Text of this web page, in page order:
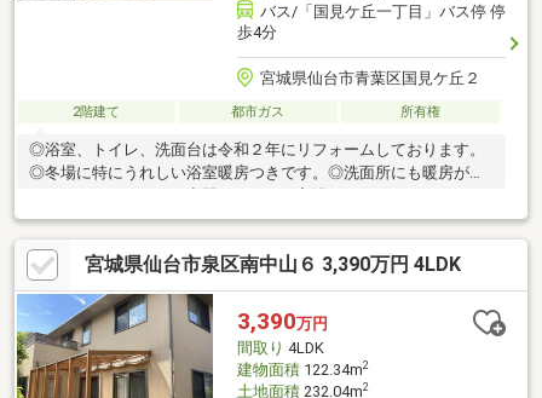
バス/「国見ケ丘一丁目」バス停 停
歩4分
宮城県仙台市青葉区国見ケ丘２
2階建て 都市ガス 所有権
◎浴室、トイレ、洗面台は令和２年にリフォームしております。
◎冬場に特にうれしい浴室暖房つきです。◎洗面所にも暖房がつ
いており、あたたかい空間でゆっくり入浴できます。
宮城県仙台市泉区南中山６ 3,390万円 4LDK
3,390万円
間取り 4LDK
建物面積122.34m2
土地面積232.04m2